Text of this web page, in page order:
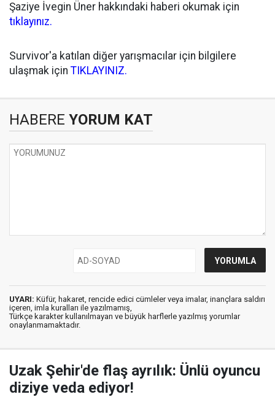
Şaziye İvegin Üner hakkındaki haberi okumak için
tıklayınız.
Survivor'a katılan diğer yarışmacılar için bilgilere
ulaşmak için TIKLAYINIZ.
HABERE YORUM KAT
UYARI: Küfür, hakaret, rencide edici cümleler veya imalar, inançlara saldırı
içeren, imla kuralları ile yazılmamış,
Türkçe karakter kullanılmayan ve büyük harflerle yazılmış yorumlar
onaylanmamaktadır.
Uzak Şehir'de flaş ayrılık: Ünlü oyuncu
diziye veda ediyor!